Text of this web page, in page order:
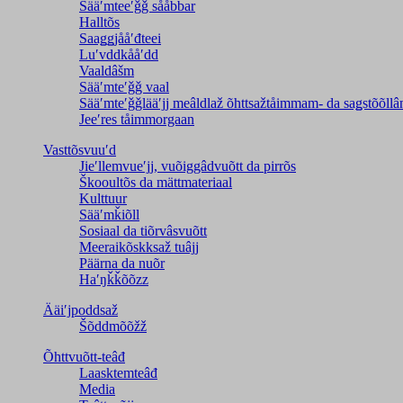
Sääʹmteeʹǧǧ sååbbar
Halltõs
Saaǥǥjååʹđteei
Luʹvddkååʹdd
Vaaldâšm
Sääʹmteʹǧǧ vaal
Sääʹmteʹǧǧlääʹjj meâldlaž õhttsažtåimmam- da
Jeeʹres tåimmorgaan
Vasttõsvuuʹd
Jieʹllemvueʹjj, vuõiggâdvuõtt da pirrõs
Škooultõs da mättmateriaal
Kulttuur
Sääʹmǩiõll
Sosiaal da tiõrvâsvuõtt
Meeraikõskksaž tuâjj
Päärna da nuõr
Haʹŋǩǩõõzz
Ääiʹjpoddsaž
Šõddmõõžž
Õhttvuõtt-teâđ
Laasktemteâđ
Media